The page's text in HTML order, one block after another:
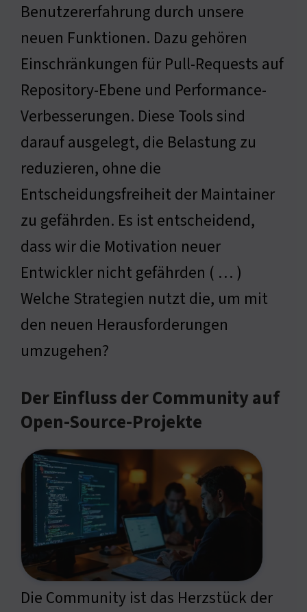
Benutzererfahrung durch unsere
neuen Funktionen. Dazu gehören
Einschränkungen für Pull-Requests auf
Repository-Ebene und Performance-
Verbesserungen. Diese Tools sind
darauf ausgelegt, die Belastung zu
reduzieren, ohne die
Entscheidungsfreiheit der Maintainer
zu gefährden. Es ist entscheidend,
dass wir die Motivation neuer
Entwickler nicht gefährden ( … )
Welche Strategien nutzt die, um mit
den neuen Herausforderungen
umzugehen?
Der Einfluss der Community auf
Open-Source-Projekte
Die Community ist das Herzstück der